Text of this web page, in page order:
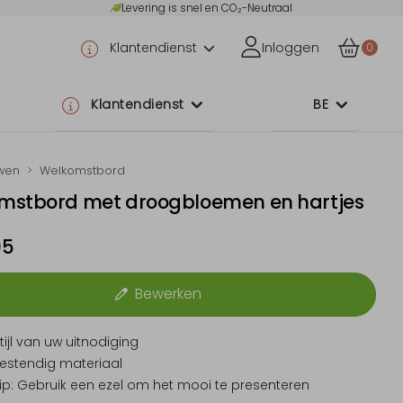
Levering is snel en CO₂-Neutraal
Klantendienst Inloggen 0
Klantendienst BE
Welkomstbord
met droogbloemen en hartjes
Bewerken
van uw uitnodiging
materiaal
Gebruik een ezel om het mooi te presenteren